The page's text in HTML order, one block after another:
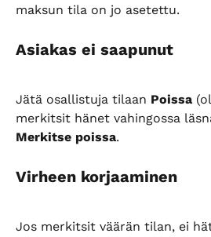
maksun tila on jo asetettu.
Asiakas ei saapunut
Jätä osallistuja tilaan Poissa
merkitsit hänet vahingossa
Merkitse poissa.
Virheen korjaaminen
Jos merkitsit väärän tilan, ei